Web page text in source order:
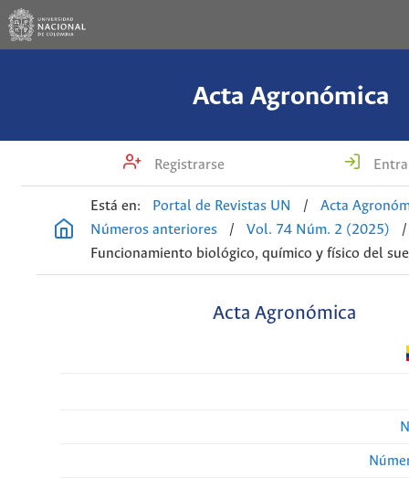
Acta Agronómica
Registrarse
Está en: Portal de Revistas UN /
Acta
Números anteriores
/ Vol. 74 Núm. 2 (2025)
/
Funcionamiento biológico, químico y físico del
Acta Agronómica